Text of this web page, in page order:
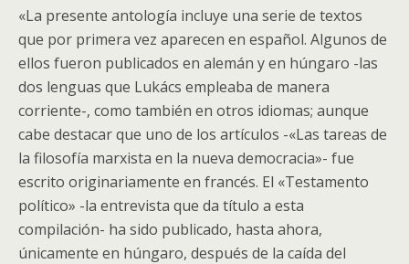
«La presente antología incluye una serie de textos
que por primera vez aparecen en español. Algunos de
ellos fueron publicados en alemán y en húngaro -las
dos lenguas que Lukács empleaba de manera
corriente-, como también en otros idiomas; aunque
cabe destacar que uno de los artículos -«Las tareas de
la filosofía marxista en la nueva democracia»- fue
escrito originariamente en francés. El «Testamento
político» -la entrevista que da título a esta
compilación- ha sido publicado, hasta ahora,
únicamente en húngaro, después de la caída del